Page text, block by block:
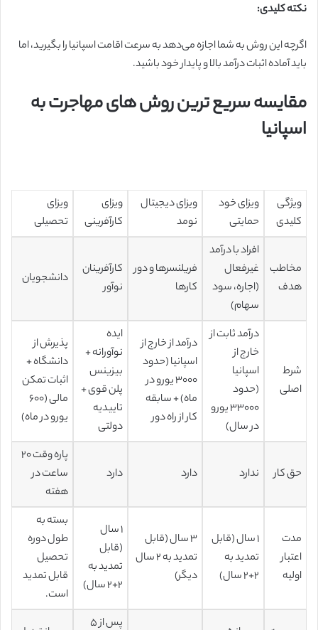
نکته کلیدی:
اگرچه این روش به شما اجازه می‌دهد به سرعت اقامت اسپانیا را بگیرید، اما
باید آماده اثبات درآمد بالا و پایدار خود باشید.
مقایسه سریع ترین روش های مهاجرت به
اسپانیا
ویژگی
کلیدی
ویزای خود
حمایتی
ویزای دیجیتال
نومد
ویزای
کارآفرینی
ویزای
تحصیلی
مخاطب
هدف
افراد با درآمد
غیرفعال
(اجاره، سود
سهام)
فریلنسرها و دور
کارها
کارآفرینان
نوآور
دانشجویان
شرط
اصلی
درآمد ثابت از
خارج از
اسپانیا
(حدود
۳۳۰۰۰ یورو
در سال)
درآمد از خارج از
اسپانیا (حدود
۳۰۰۰ یورو در
ماه) + سابقه
کار از راه دور
ایده
نوآورانه +
بیزینس
پلن قوی +
تاییدیه
دولتی
پذیرش از
دانشگاه +
اثبات تمکن
مالی (۶۰۰
یورو در ماه)
حق کار ندارد دارد دارد
پاره وقت ۲۰
ساعت در
هفته
مدت
اعتبار
اولیه
۱ سال (قابل
تمدید به
۲+۲ سال)
۳ سال (قابل
تمدید به ۲ سال
دیگر)
۱ سال
(قابل
تمدید به
۲+۲ سال)
بسته به
طول دوره
تحصیل
قابل تمدید
است.
پس از ۵